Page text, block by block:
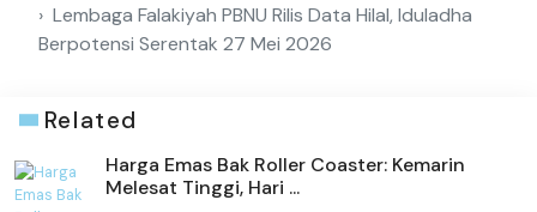
Lembaga Falakiyah PBNU Rilis Data Hilal, Iduladha
Berpotensi Serentak 27 Mei 2026
Related
Harga Emas Bak Roller Coaster: Kemarin
Melesat Tinggi, Hari ...